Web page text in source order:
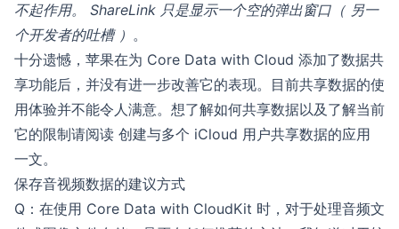
不起作用。 ShareLink 只是显示一个空的弹出窗口（ 另一
个开发者的吐槽 ） 。
十分遗憾，苹果在为 Core Data with Cloud 添加了数据共
享功能后，并没有进一步改善它的表现。目前共享数据的使
用体验并不能令人满意。想了解如何共享数据以及了解当前
它的限制请阅读 创建与多个 iCloud 用户共享数据的应用
一文。
保存音视频数据的建议方式
Q：在使用 Core Data with CloudKit 时，对于处理音频文